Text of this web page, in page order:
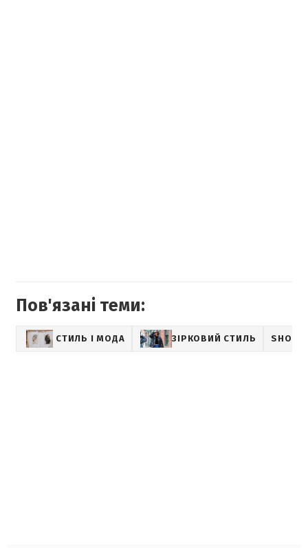
Пов'язані теми:
СТИЛЬ І МОДА ЗІРКОВИЙ СТИЛЬ